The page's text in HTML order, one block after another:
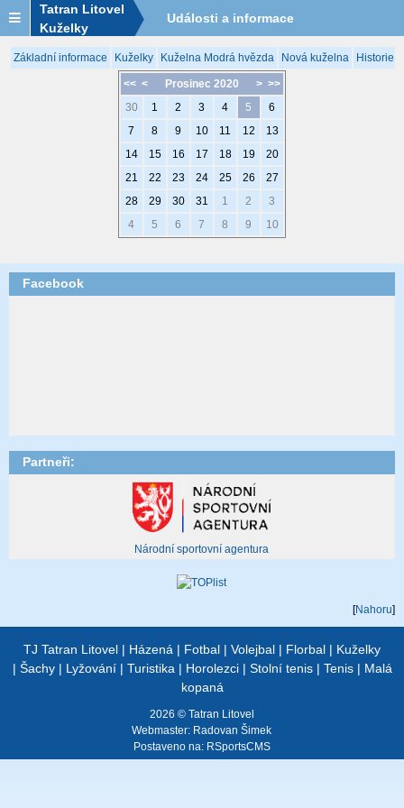
Tatran Litovel
Kuželky
Události a informace
Základní informace Kuželky Kuželna Modrá hvězda Nová kuželna Historie
<< < > >>
Prosinec 2020
30
1 2 3 4 5
6
7
8 9 10 11 12
13
14
15 16 17 18 19
20
21
22 23 24 25 26
27
28
29 30 31 1 2
3
4
5 6 7 8 9 10
Facebook
Partneři:
Národní sportovní agentura
[Nahoru]
TJ Tatran Litovel | Házená | Fotbal | Volejbal | Florbal | Kuželky
| Šachy| Lyžování| Turistika | Horolezci| Stolní tenis| Tenis| Malá
kopaná
2026 © Tatran Litovel
Webmaster: Radovan Šimek
Postaveno na: RSportsCMS